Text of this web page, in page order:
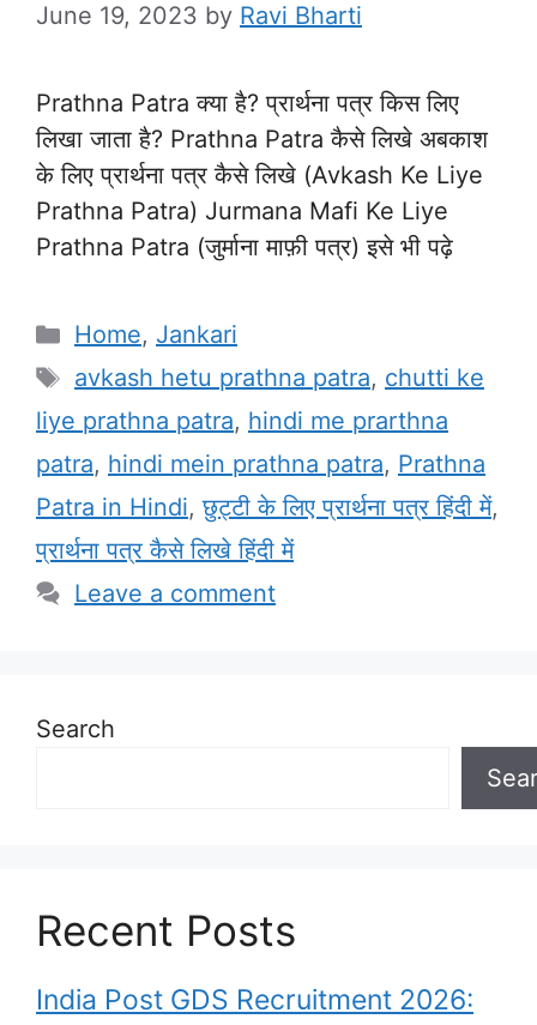
June 19, 2023 by Ravi Bharti
Prathna Patra क्या है? प्रार्थना पत्र किस लिए
लिखा जाता है? Prathna Patra कैसे लिखे अबकाश
के लिए प्रार्थना पत्र कैसे लिखे (Avkash Ke Liye
Prathna Patra) Jurmana Mafi Ke Liye
Prathna Patra (जुर्माना माफ़ी पत्र) इसे भी पढ़े
Categories
Home, Jankari
Tags
avkash hetu prathna patra, chutti ke
liye prathna patra, hindi me prarthna
patra, hindi mein prathna patra, Prathna
Patra in Hindi,छुट्टी के लिए प्रार्थना पत्र हिंदी में,
प्रार्थना पत्र कैसे लिखे हिंदी में
Leave a comment
Search
Recent Posts
India Post GDS Recruitment 2026: